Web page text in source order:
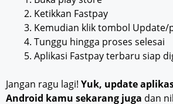
Ketikkan Fastpay
Kemudian klik tombol Update/
Tunggu hingga proses selesai
Aplikasi Fastpay terbaru siap
Jangan ragu lagi! Yuk, update
Android kamu sekarang juga dan